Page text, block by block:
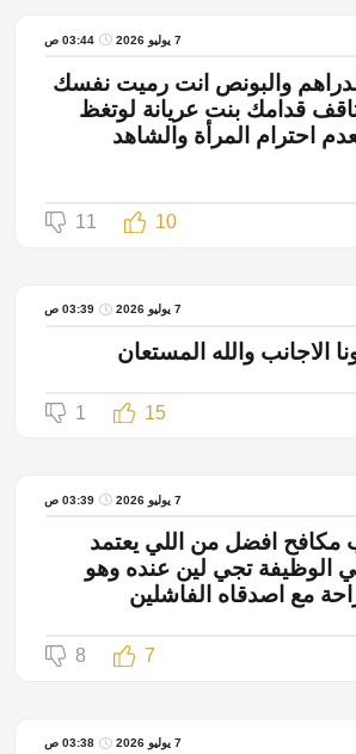
7 يوليو 2026 03:44 ص
والبونص انت رميت نفسك
قدامك بنت عريانة لوتغظ
احترام المرأة والشاهد
10
11
7 يوليو 2026 03:39 ص
الاجانب والله المستعان
15
1
7 يوليو 2026 03:39 ص
مكافح افضل من اللي يعتمد
الوظيفة تجي لين عنده وهو
مع اصدقاه الفاشلين
7
8
7 يوليو 2026 03:38 ص